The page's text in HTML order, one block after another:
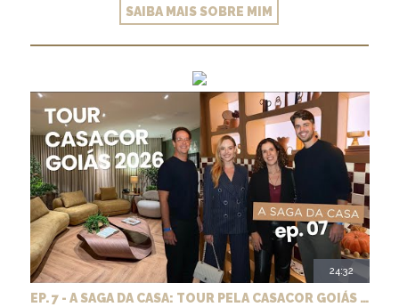
SAIBA MAIS SOBRE MIM
24:32
EP. 7 - A SAGA DA CASA: TOUR PELA CASACOR GOIÁS 2026